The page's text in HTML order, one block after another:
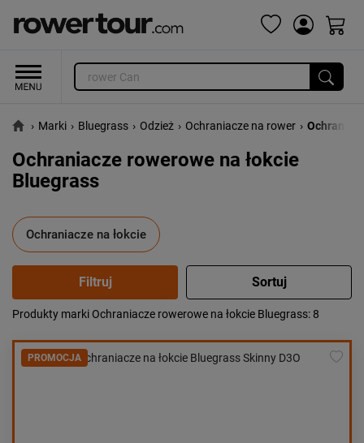
› Marki › Bluegrass › Odzież › Ochraniacze na rower ›
Ochraniacze rowerowe na łokcie
Bluegrass
Ochraniacze na łokcie
Popularność:
największa
Cena:
od najniższej
od najwyższej
Produkty marki Ochraniacze rowerowe na łokcie Bluegrass: 8
PROMOCJA